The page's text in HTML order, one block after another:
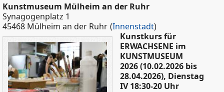
Kunstmuseum Mülheim an der Ruhr
Synagogenplatz 1
45468 Mülheim an der Ruhr (Innenstadt)
Kunstkurs für
ERWACHSENE im
KUNSTMUSEUM
2026 (10.02.2026 bis
28.04.2026), Dienstag
IV 18:30-20 Uhr